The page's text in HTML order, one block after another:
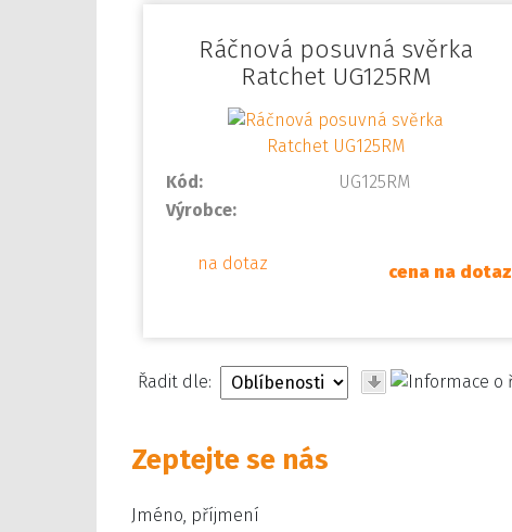
Ráčnová posuvná svěrka
Ratchet UG125RM
Kód:
UG125RM
Výrobce:
na dotaz cena na dotaz
Řadit dle:
Zeptejte se nás
Jméno, příjmení